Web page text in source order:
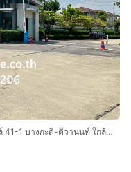
ทาวน์เฮ้าส์ 2 ชั้น 17.5 ตร.ว. หมู่บ้านพฤกษาวิลล์ 41-1 บางกะดี-ติวานนท์ ใกล้เดอะไนน์ เซ็นเตอร์ ติวานนท์ อุตสาหกรรมบางกะดี ถนนติวานนท์